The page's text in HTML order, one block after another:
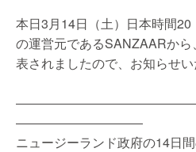
本日3月14日（土）日本時間
の運営元であるSANZAARか
表されましたので、お知らせい
――――――――――
ニュージーランド政府の14日